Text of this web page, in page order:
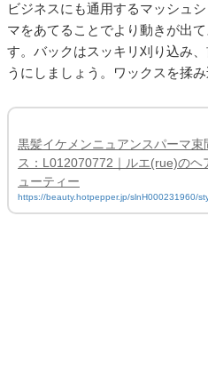
ビジネスにも通用するマッシュ
マをあてることでより動きが出
す。バックはスッキリ刈り込み
うにしましょう。ワックスを揉
黒髪イケメンニュアンスパーマ
ス：L012070772｜ルエ(rue)の
ューティー
https://beauty.hotpepper.jp/slnH000231960/